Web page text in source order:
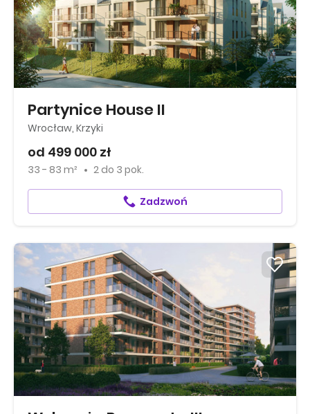
Partynice House II
Wrocław, Krzyki
od 499 000 zł
33 - 83 m² 2 do 3 pok.
Zadzwoń